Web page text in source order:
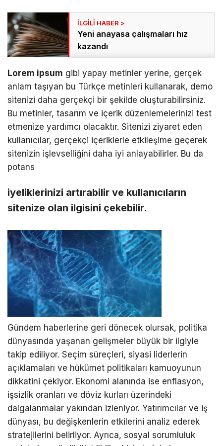
Yeni anayasa çalışmaları hız
kazandı
Lorem ipsum gibi yapay metinler yerine, gerçek
anlam taşıyan bu Türkçe metinleri kullanarak, demo
sitenizi daha gerçekçi bir şekilde oluşturabilirsiniz.
Bu metinler, tasarım ve içerik düzenlemelerinizi test
etmenize yardımcı olacaktır. Sitenizi ziyaret eden
kullanıcılar, gerçekçi içeriklerle etkileşime geçerek
sitenizin işlevselliğini daha iyi anlayabilirler. Bu da
potans
iyeliklerinizi artırabilir ve kullanıcıların
sitenize olan ilgisini çekebilir.
Gündem haberlerine geri dönecek olursak, politika
dünyasında yaşanan gelişmeler büyük bir ilgiyle
takip ediliyor. Seçim süreçleri, siyasi liderlerin
açıklamaları ve hükümet politikaları kamuoyunun
dikkatini çekiyor. Ekonomi alanında ise enflasyon,
işsizlik oranları ve döviz kurları üzerindeki
dalgalanmalar yakından izleniyor. Yatırımcılar ve iş
dünyası, bu değişkenlerin etkilerini analiz ederek
stratejilerini belirliyor. Ayrıca, sosyal sorumluluk